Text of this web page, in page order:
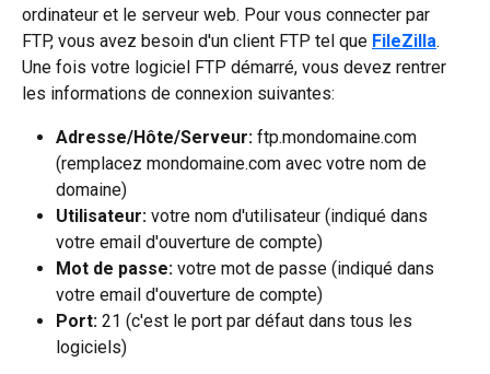
ordinateur et le serveur web. Pour vous connecter par
FTP, vous avez besoin d'un client FTP tel que FileZilla.
Une fois votre logiciel FTP démarré, vous devez rentrer
les informations de connexion suivantes:
Adresse/Hôte/Serveur: ftp.mondomaine.com
(remplacez mondomaine.com avec votre nom de
domaine)
Utilisateur: votre nom d'utilisateur (indiqué dans
votre email d'ouverture de compte)
Mot de passe: votre mot de passe (indiqué dans
votre email d'ouverture de compte)
Port: 21 (c'est le port par défaut dans tous les
logiciels)